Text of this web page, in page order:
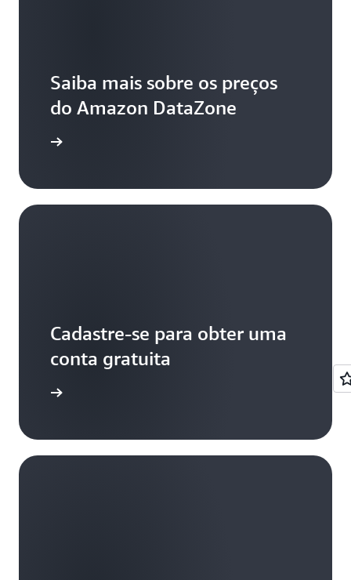
Saiba mais sobre os preços
do Amazon DataZone
Cadastre-se para obter uma
conta gratuita